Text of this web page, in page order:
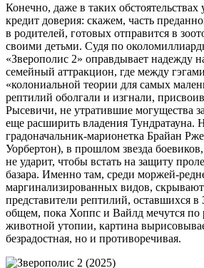
Конечно, даже в таких
кредит доверия: скажем, часть
в родителей, готовых отправится в
своими детьми. Судя по
«Зверополис 2» оправдывает надежду
семейный аттракцион, где между
«колониальной теории для самых
рептилий оболгали и изгнали,
Рысевичи, не утратившие могущества
еще расширить владения Тундратауна.
градоначальник-марионетка Брайан
Уорбертон), в прошлом звезда
не ударит, чтобы встать на защиту
базара. Именно там, среди моржей-
маргинализированных видов,
представители рептилий, оставшихся в
общем, пока Хоппс и Вайлд мечутся по
животной утопии, картина
безрадостная, но и противоречивая.